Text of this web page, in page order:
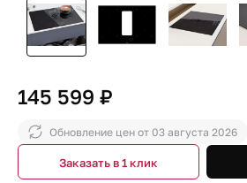
145 599 ₽
Обновление цен от 03 августа 2026
Заказать в 1 клик